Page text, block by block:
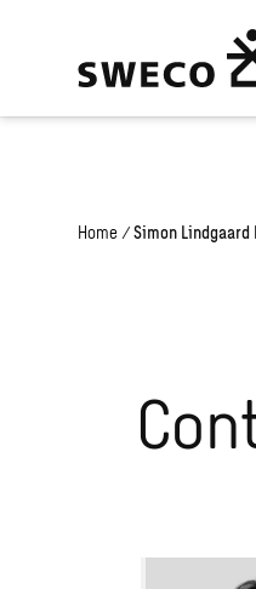
: Undefined array key
Home / Simon Lindgaard